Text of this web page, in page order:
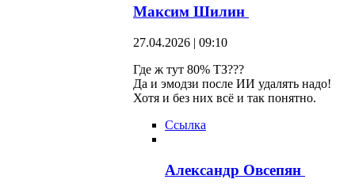
Максим Шилин
27.04.2026 | 09:10
Где ж тут 80% ТЗ???
Да и эмодзи после ИИ удалять надо!
Хотя и без них всё и так понятно.
Ссылка
Александр Овсепян